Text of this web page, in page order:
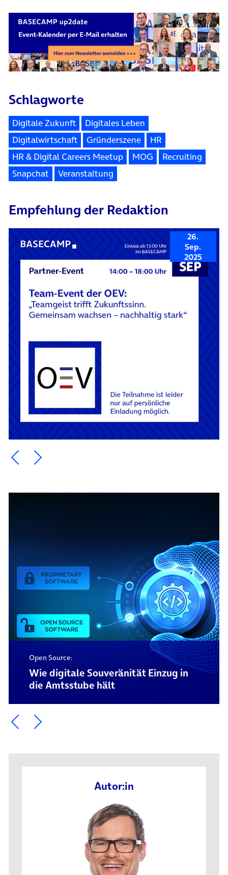
Schlagworte
Digitale Zukunft
Digitales Leben
Digitalwirtschaft
Gründerszene
HR
HR & Digital Careers Meetup
MOG
Recruiting
Snapchat
Veranstaltung
Empfehlung der Redaktion
26.
Sep.
2025
Ein Element zurück blättern
Ein Element weiter blättern
Open Source:
Wie digitale Souveränität Einzug in
die Amtsstube hält
Ein Element zurück blättern
Ein Element weiter blättern
Autor:in